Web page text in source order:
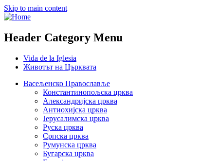
Skip to main content
Header Category Menu
Vida de la Iglesia
Животът на Църквата
Васељенско Православље
Константинопољска црква
Александријска црква
Антиохијска црква
Јерусалимска црква
Руска црква
Српска црква
Румунска црква
Бугарска црква